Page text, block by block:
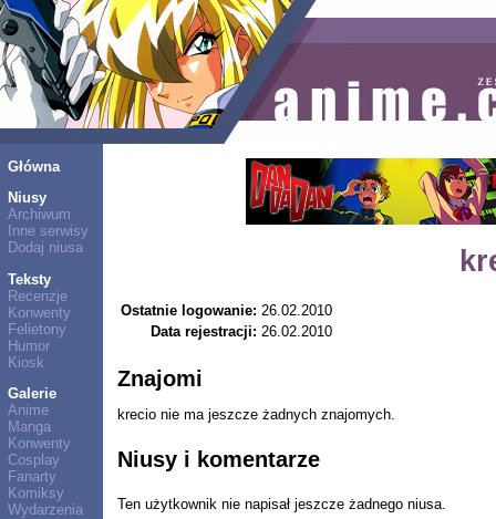
Główna
Niusy
Archiwum
Inne serwisy
Dodaj niusa
Teksty
Recenzje
Konwenty
Felietony
Humor
Kiosk
Galerie
Anime
Manga
Konwenty
Cosplay
Fanarty
Komiksy
Wydarzenia
Ostatnie logowanie: 26.02.2010
Data rejestracji: 26.02.2010
Znajomi
krecio nie ma jeszcze żadnych znajomych.
Niusy i komentarze
Ten użytkownik nie napisał jeszcze żadnego niusa.